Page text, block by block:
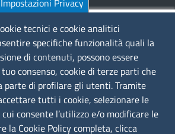
Impostazioni Privacy
tecnici e cookie analitici
specifiche funzionalità quali la
di contenuti, possono essere
consenso, cookie di terze parti che
parte di profilare gli utenti. Tramite
tutti i cookie, selezionare le
consente l’utilizzo e/o modificare le
la Cookie Policy completa, clicca